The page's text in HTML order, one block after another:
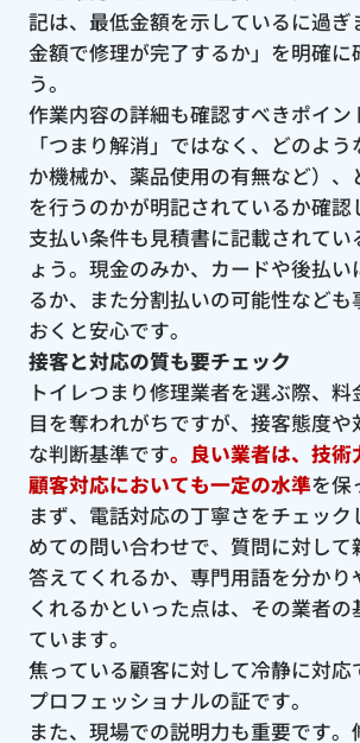
記は、最低金額を示しているに過ぎ
金額で修理が完了するか」を明確に
う。
作業内容の詳細も確認すべきポイン
「つまり解消」ではなく、どのよ
か機械か、薬品使用の有無など）、
を行うのかが明記されているか確認
支払い条件も見積書に記載されてい
ょう。現金のみか、カードや後払い
るか、また分割払いの可能性なども
おくと安心です。
接客と対応の質も要チェック
トイレつまり修理業者を選ぶ際、料
目を奪われがちですが、接客態度や
な判断基準です。良い業者は、技術
顧客対応においても一定の水準を保
まず、電話対応の丁寧さをチェック
めての問い合わせで、質問に対して
答えてくれるか、専門用語を分かり
くれるかといった点は、その業者の
ています。
焦っている顧客に対して冷静に対応
プロフェッショナルの証です。
また、現場での説明力も重要です。